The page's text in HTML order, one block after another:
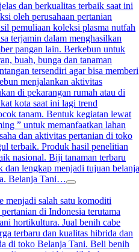
dan berkualitas terbaik saat ini
oleh perusahaan pertanian
pemuliaan koleksi plasma nutfah
terjamin dalam menghasilkan
pangan lain. Berkebun untuk
buah, bunga dan tanaman
tersendiri agar bisa memberi
menjalankan aktivitas
di pekarangan rumah atau di
kota saat ini lagi trend
tanam. Bentuk kegiatan lewat
” untuk memanfaatkan lahan
dan aktivitas pertanian di toko
terbaik. Produk hasil penelitian
nasional. Biji tanaman terbaru
dan lengkap menjadi tujuan
Belanja Tani…
menjadi salah satu komoditi
di Indonesia terutama
hortikultura. Jual benih cabe
terbaru dan kualitas hibrida dan
di toko Belanja Tani. Beli benih